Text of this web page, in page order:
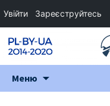
Меню
Увійти Зареєструйтесь